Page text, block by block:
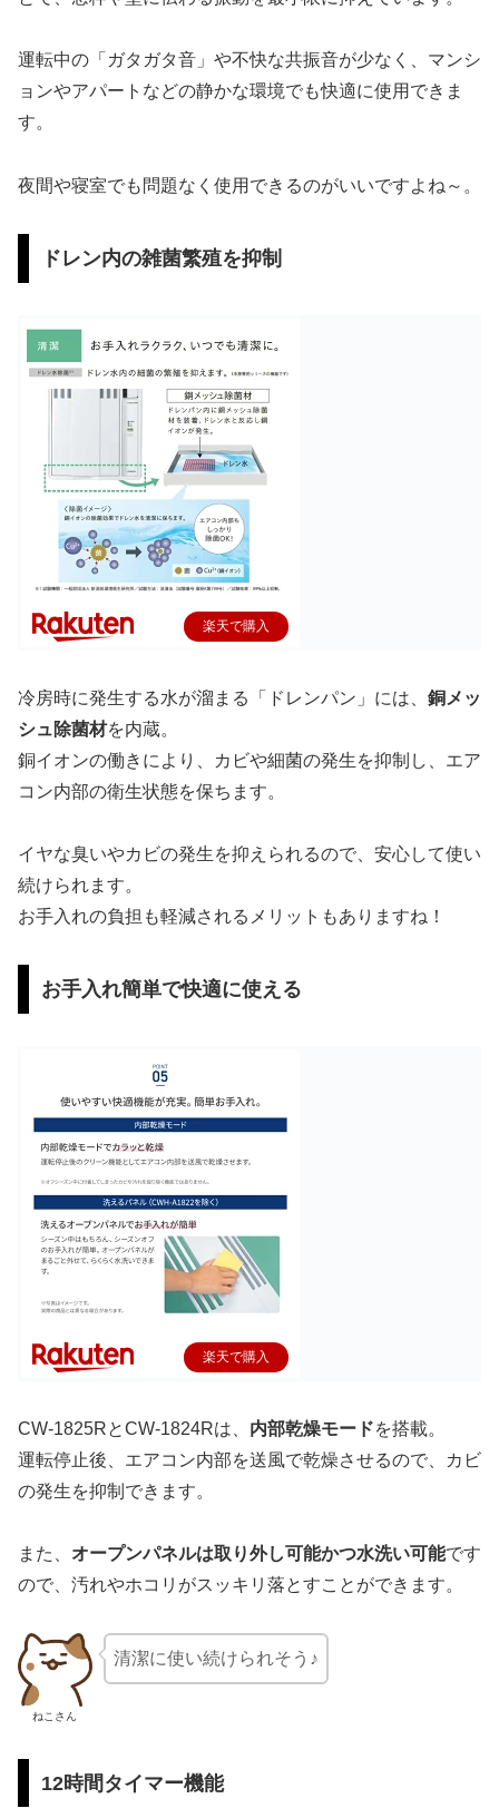
運転中の「ガタガタ音」や不快な共振音が少なく、マンシ
ョンやアパートなどの静かな環境でも快適に使用できま
す。
夜間や寝室でも問題なく使用できるのがいいですよね～。
ドレン内の雑菌繁殖を抑制
楽天で購入
冷房時に発生する水が溜まる「ドレンパン」には、 銅メッ
シュ除菌材を内蔵。
銅イオンの働きにより、カビや細菌の発生を抑制し、エア
コン内部の衛生状態を保ちます。
イヤな臭いやカビの発生を抑えられるので、安心して使い
続けられます。
お手入れの負担も軽減されるメリットもありますね！
お手入れ簡単で快適に使える
楽天で購入
CW-1825RとCW-1824Rは、 内部乾燥モードを搭載。
運転停止後、エアコン内部を送風で乾燥させるので、カビ
の発生を抑制できます。
また、 オープンパネルは取り外し可能かつ水洗い可能です
ので、汚れやホコリがスッキリ落とすことができます。
ねこさん
清潔に使い続けられそう♪
12時間タイマー機能